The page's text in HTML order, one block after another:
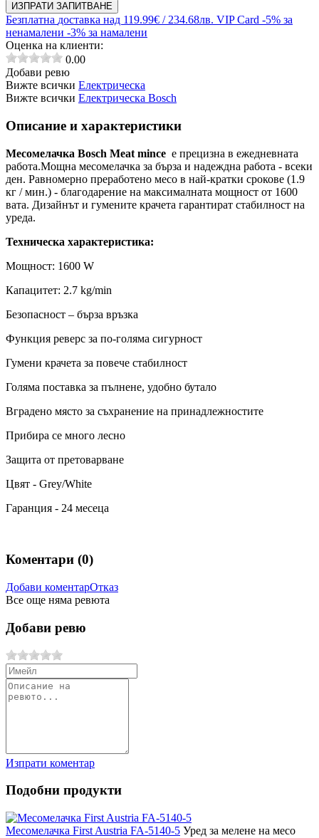
ИЗПРАТИ ЗАПИТВАНЕ
Безплатна доставка над 119.99€ / 234.68лв. VIP Card -5% за
ненамалени -3% за намалени
Оценка на клиенти:
0.00
Добави ревю
Вижте всички Електрическа
Вижте всички Електрическа Bosch
Описание и характеристики
Месомелачка Bosch Meat mince e прецизна в ежедневната
работа.Мощна месомелачка за бърза и надеждна работа - всеки
ден. Равномерно преработено месо в най-кратки срокове (1.9
кг / мин.) - благодарение на максималната мощност от 1600
вата. Дизайнът и гумените крачета гарантират стабилност на
уреда.
Техническа характеристика:
Мощност: 1600 W
Капацитет: 2.7 kg/min
Безопасност – бърза връзка
Функция реверс за по-голяма сигурност
Гумени крачета за повече стабилност
Голяма поставка за пълнене, удобно бутало
Вградено място за съхранение на принадлежностите
Прибира се много лесно
Защита от претоварване
Цвят - Grey/White
Гаранция - 24 месеца
Коментари (0)
Добави коментарОтказ
Все още няма ревюта
Добави ревю
Изпрати коментар
Подобни продукти
Месомелачка First Austria FA-5140-5 Уред за мелене на месо